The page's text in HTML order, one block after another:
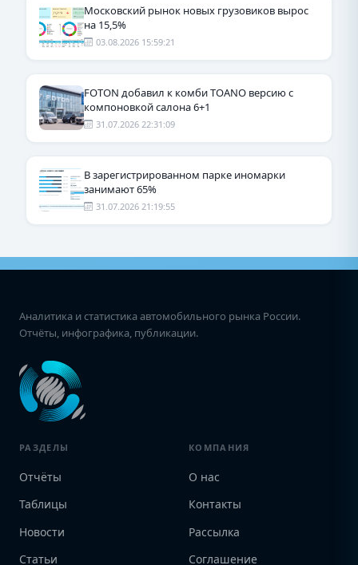
Московский рынок новых грузовиков вырос
на 15,5%
03.08.2026 15:59:21
FOTON добавил к комби TOANO версию с
компоновкой салона 6+1
31.07.2026 22:31:09
В зарегистрированном парке иномарки
занимают 65%
31.07.2026 21:19:55
Аналитика и статистика автомобильного рынка России.
Отчёты, инфографика, публикации.
РАЗДЕЛЫ
Отчёты
Таблицы
Новости
Статьи
КОМПАНИЯ
О нас
Контакты
Рассылка
Соглашение